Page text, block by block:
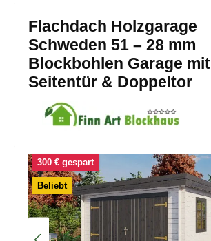
Flachdach Holzgarage
Schweden 51 – 28 mm
Blockbohlen Garage mit
Seitentür & Doppeltor
Bildergalerie überspringen
300 € gespart
Beliebt